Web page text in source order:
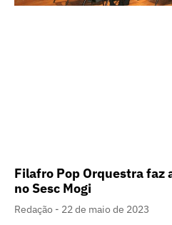
Filafro Pop Orquestra faz
no Sesc Mogi
Redação
22 de maio de 2023